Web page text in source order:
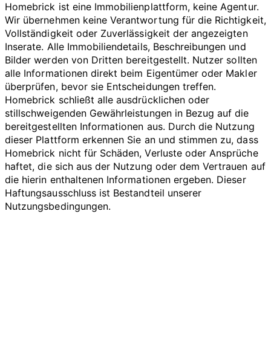
Homebrick ist eine Immobilienplattform, keine Agentur.
Wir übernehmen keine Verantwortung für die Richtigkeit,
Vollständigkeit oder Zuverlässigkeit der angezeigten
Inserate. Alle Immobiliendetails, Beschreibungen und
Bilder werden von Dritten bereitgestellt. Nutzer sollten
alle Informationen direkt beim Eigentümer oder Makler
überprüfen, bevor sie Entscheidungen treffen.
Homebrick schließt alle ausdrücklichen oder
stillschweigenden Gewährleistungen in Bezug auf die
bereitgestellten Informationen aus. Durch die Nutzung
dieser Plattform erkennen Sie an und stimmen zu, dass
Homebrick nicht für Schäden, Verluste oder Ansprüche
haftet, die sich aus der Nutzung oder dem Vertrauen auf
die hierin enthaltenen Informationen ergeben. Dieser
Haftungsausschluss ist Bestandteil unserer
Nutzungsbedingungen.